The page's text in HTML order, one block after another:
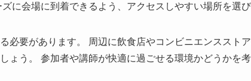
に会場に到着できるよう、アクセスしやすい場所を選び
必要があります。 周辺に飲食店やコンビニエンススト
ょう。 参加者や講師が快適に過ごせる環境かどうかを